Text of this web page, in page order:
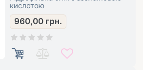
кислотою
960,00 грн.